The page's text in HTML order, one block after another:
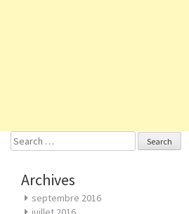
Search
Archives
septembre 2016